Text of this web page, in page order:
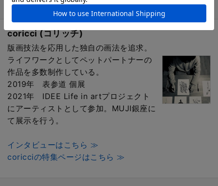
デザイナー / 作家
coricci (コリッチ)
版画技法を応用した独自の画法を追求。
ライフワークとしてペットパートナーの
作品を多数制作している。
2019年 表参道 個展
2021年 IDEE Life in artプロジェクト
にアーティストとして参加。MUJI銀座に
て展示を行う。
インタビューはこちら ≫
coricciの特集ページはこちら ≫